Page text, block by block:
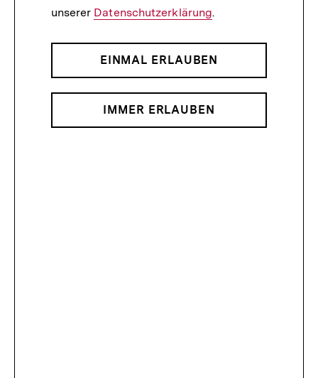
unserer Datenschutzerklärung.
EINMAL ERLAUBEN
IMMER ERLAUBEN